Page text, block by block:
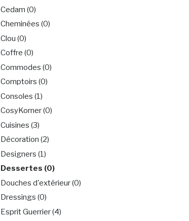
Cedam (0)
Cheminées (0)
Clou (0)
Coffre (0)
Commodes (0)
Comptoirs (0)
Consoles (1)
CosyKorner(0)
Cuisines (3)
Décoration (2)
Designers (1)
Dessertes (0)
Douches d'extérieur(0)
Dressings (0)
Esprit Guerrier(4)